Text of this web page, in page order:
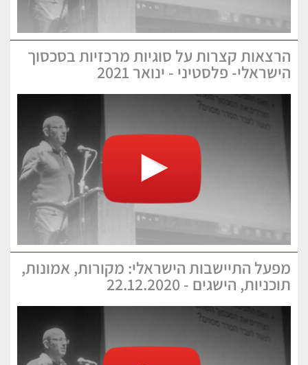
הרצאות קצרות על סוגיות מרכזיות בסכסוך
הישראלי- פלסטיני - ינואר 2021
מפעל התיישבות הישראלי: מקורות, אמונות,
תוכניות, הישגים - 22.12.2020